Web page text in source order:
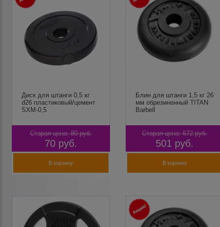
Диск для штанги 0,5 кг
d26 пластиковый/цемент
SXM-0,5
Старая цена: 80 руб.
70 руб.
В корзину
Блин для штанги 1,5 кг 26
мм обрезиненный TITAN
Barbell
Старая цена: 672 руб.
501 руб.
В корзину